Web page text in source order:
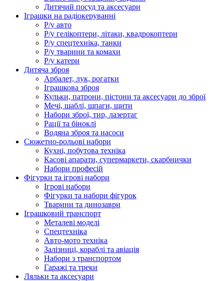
Дитячий посуд та аксесуари
Іграшки на радіокеруванні
Р/у авто
Р/у гелікоптери, літаки, квадрокоптери
Р/у спецтехніка, танки
Р/у тварини та комахи
Р/у катери
Дитяча зброя
Арбалет, лук, рогатки
Іграшкова зброя
Кульки, патрони, пістони та аксесуари до зброї
Мечі, шаблі, шпаги, щити
Набори зброї, тир, лазертаг
Рації та біноклі
Водяна зброя та насоси
Сюжетно-рольові набори
Кухні, побутова техніка
Касові апарати, супермаркети, скарбнички
Набори професій
Фігурки та ігрові набори
Ігрові набори
Фігурки та набори фігурок
Тварини та динозаври
Іграшковий транспорт
Металеві моделі
Спецтехніка
Авто-мото техніка
Залізниці, кораблі та авіація
Набори з транспортом
Гаражі та треки
Ляльки та аксесуари